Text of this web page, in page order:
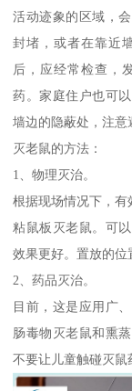
活动迹象的区域，
封堵，或者在靠近
后，应经常检查，
药。家庭住户也可
墙边的隐蔽处，注意
灭老鼠的方法：
1、物理灭治。
根据现场情况下，有
粘鼠板灭老鼠。可
效果更好。置放的位
2、药品灭治。
目前，这是应用广
肠毒物灭老鼠和熏
不要让儿童触碰灭鼠